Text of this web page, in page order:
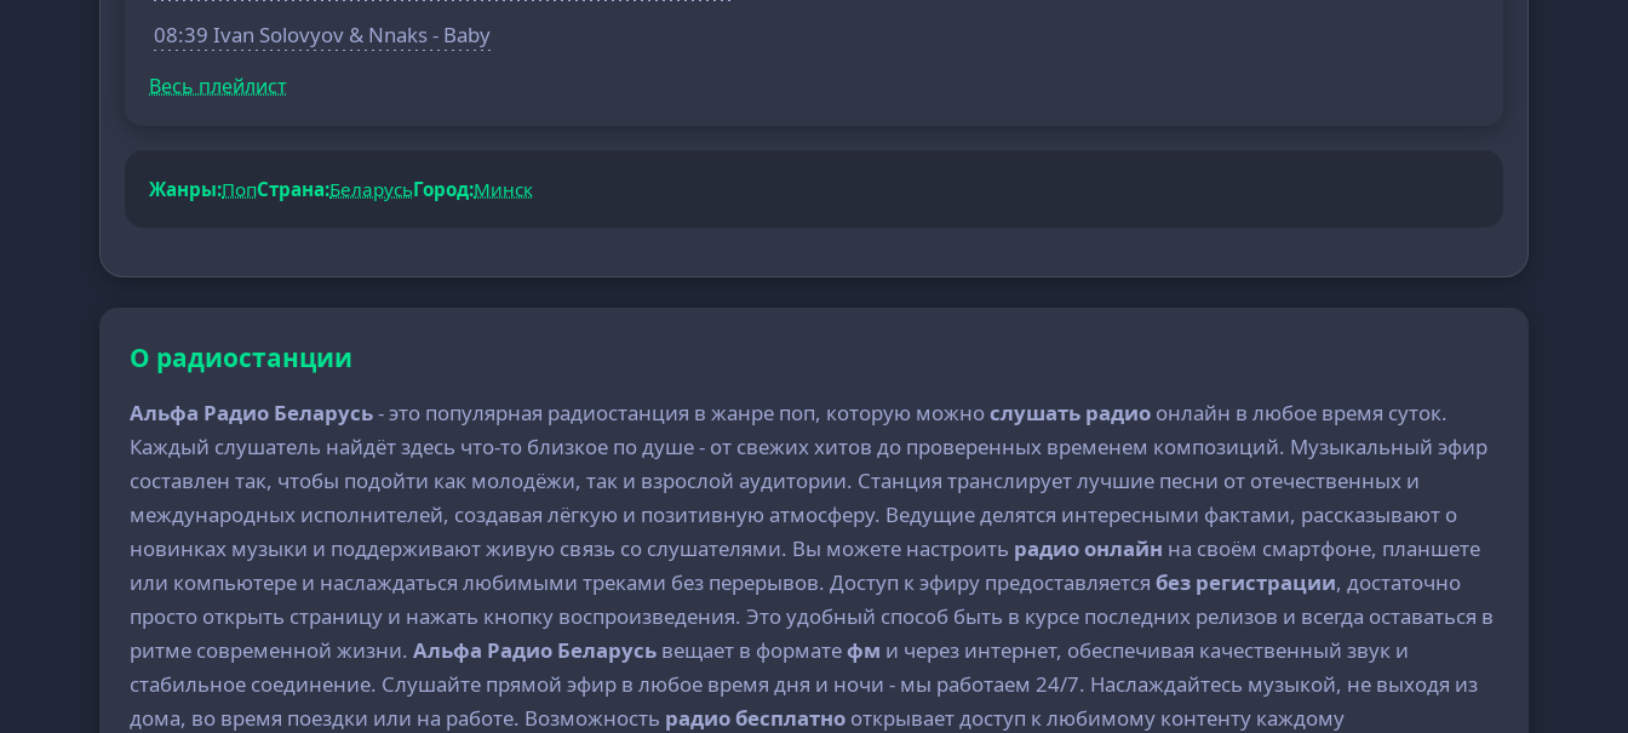
08:39 Ivan Solovyov & Nnaks - Baby
Весь плейлист
Жанры:ПопСтрана:БеларусьГород:Минск
О радиостанции
Альфа Радио Беларусь- это популярная радиостанция в жанре поп, которую можнослушать радио онлайн в любое время суток.
Каждый слушатель найдёт здесь что-то близкое по душе - от свежих хитов до проверенных временем композиций. Музыкальный эфир
составлен так, чтобы подойти как молодёжи, так и взрослой аудитории. Станция транслирует лучшие песни от отечественных и
международных исполнителей, создавая лёгкую и позитивную атмосферу. Ведущие делятся интересными фактами, рассказывают о
новинках музыки и поддерживают живую связь со слушателями. Вы можете настроить радио онлайн на своём смартфоне, планшете
или компьютере и наслаждаться любимыми треками без перерывов. Доступ к эфиру предоставляетсябез регистрации, достаточно
просто открыть страницу и нажать кнопку воспроизведения. Это удобный способ быть в курсе последних релизов и всегда оставаться в
ритме современной жизни.Альфа Радио Беларусь вещает в форматефм и через интернет, обеспечивая качественный звук и
стабильное соединение. Слушайте прямой эфир в любое время дня и ночи - мы работаем 24/7. Наслаждайтесь музыкой, не выходя из
дома, во время поездки или на работе. Возможность радио бесплатно открывает доступ к любимому контенту каждому